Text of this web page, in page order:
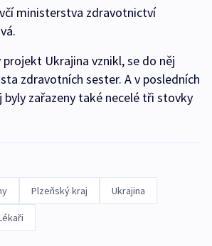
ministerstva zdravotnictví
projekt Ukrajina vznikl, se do něj
zdravotních sester. A v posledních
byly zařazeny také necelé tři stovky
Plzeňský kraj Ukrajina